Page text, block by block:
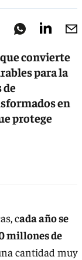
convierte
para la
de
en
protege
cada año se
millones de
cantidad muy